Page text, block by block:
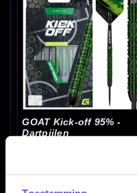
GOAT Kick-off 95% -
Dartpijlen